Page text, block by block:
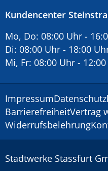
Kundencenter
Mo, Do: 08:00 Uhr -
Di: 08:00 Uhr - 18:00
Mi, Fr: 08:00 Uhr -
Impressum
BarrierefreiheitVertrag
Widerrufsbelehrung
Stadtwerke Stassfurt